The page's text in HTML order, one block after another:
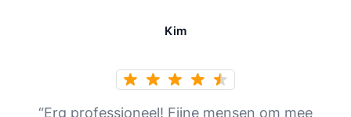
Kim
“Erg professioneel! Fijne mensen om mee